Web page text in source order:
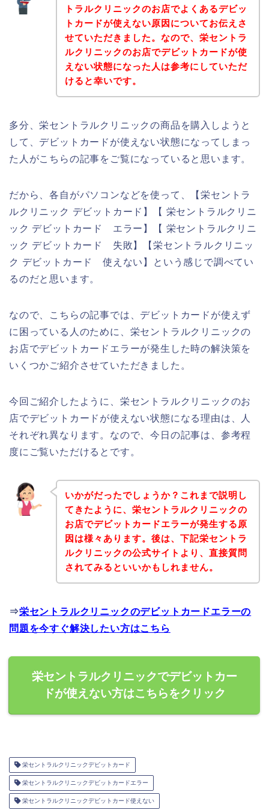
トラルクリニックのお店でよくあるデビッ
トカードが使えない原因についてお伝えさ
せていただきました。なので、栄セントラ
ルクリニックのお店でデビットカードが使
えない状態になった人は参考にしていただ
けると幸いです。
多分、栄セントラルクリニックの商品を購入しようと
して、デビットカードが使えない状態になってしまっ
た人がこちらの記事をご覧になっていると思います。
だから、各自がパソコンなどを使って、【栄セントラ
ルクリニック デビットカード】【 栄セントラルクリニ
ック デビットカード エラー】【 栄セントラルクリニ
ック デビットカード 失敗】【栄セントラルクリニッ
ク デビットカード 使えない】という感じで調べてい
るのだと思います。
なので、こちらの記事では、デビットカードが使えず
に困っている人のために、栄セントラルクリニックの
お店でデビットカードエラーが発生した時の解決策を
いくつかご紹介させていただきました。
今回ご紹介したように、栄セントラルクリニックのお
店でデビットカードが使えない状態になる理由は、人
それぞれ異なります。なので、今日の記事は、参考程
度にご覧いただけるとです。
いかがだったでしょうか？これまで説明し
てきたように、栄セントラルクリニックの
お店でデビットカードエラーが発生する原
因は様々あります。後は、下記栄セントラ
ルクリニックの公式サイトより、直接質問
されてみるといいかもしれません。
⇒栄セントラルクリニックのデビットカードエラーの
問題を今すぐ解決したい方はこちら
栄セントラルクリニックでデビットカー
ドが使えない方はこちらをクリック
栄セントラルクリニックデビットカード
栄セントラルクリニックデビットカードエラー
栄セントラルクリニックデビットカード使えない